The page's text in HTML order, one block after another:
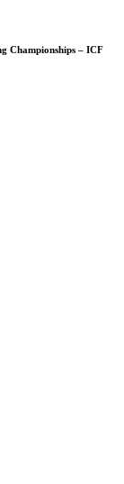
Championships – ICF